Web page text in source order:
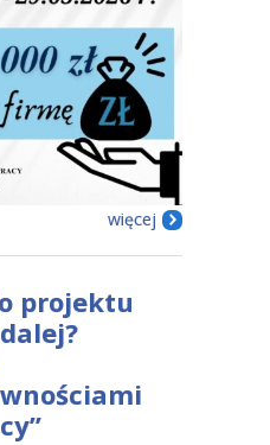
więcej
projektu